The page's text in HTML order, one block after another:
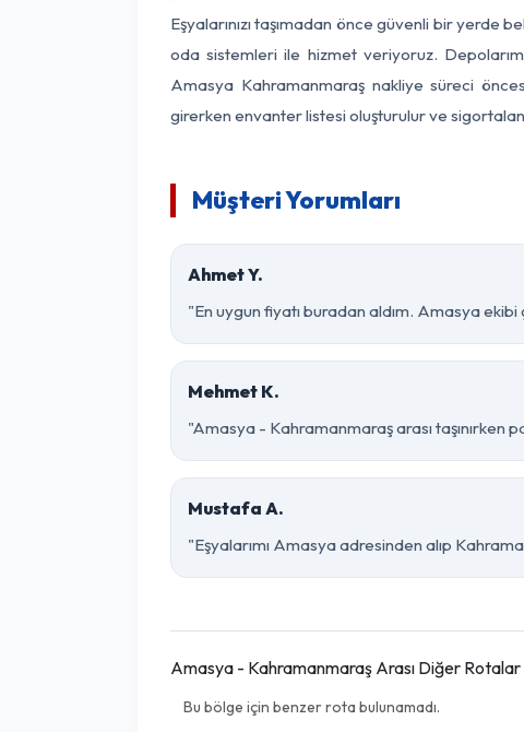
Eşyalarınızı taşımadan önce güvenli bir
oda sistemleri ile hizmet veriyoruz.
Amasya Kahramanmaraş nakliye süreci
girerken envanter listesi oluşturulur ve
Müşteri Yorumları
Ahmet Y.
"En uygun fiyatı buradan aldım. Amasya
Mehmet K.
"Amasya - Kahramanmaraş arası taşınırken
Mustafa A.
"Eşyalarımı Amasya adresinden alıp
Amasya - Kahramanmaraş Arası Diğer Rotalar
Bu bölge için benzer rota bulunamadı.